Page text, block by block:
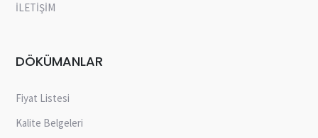
İLETİŞİM
DÖKÜMANLAR
Fiyat Listesi
Kalite Belgeleri